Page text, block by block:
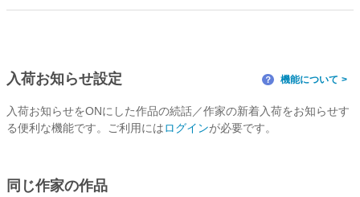
入荷お知らせ設定 ？ 機能について
入荷お知らせをONにした作品の続話／作家の新着入荷をお知らせす
る便利な機能です。ご利用にはログインが必要です。
同じ作家の作品